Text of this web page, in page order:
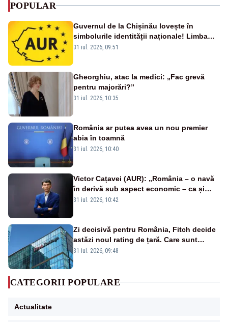
POPULAR
Guvernul de la Chișinău lovește în
simbolurile identității naționale! Limba
română nu se economisește! Limba
31 iul. 2026, 09:51
Gheorghiu, atac la medici: „Fac grevă
pentru majorări?”
31 iul. 2026, 10:35
România ar putea avea un nou premier
abia în toamnă
31 iul. 2026, 10:40
Victor Cațavei (AUR): „România – o navă
în derivă sub aspect economic – ca și
rezultat al guvernărilor din ultimii 36 de
31 iul. 2026, 10:42
Zi decisivă pentru România, Fitch decide
astăzi noul rating de țară. Care sunt
efectele retrogradării la categoria „junk”
31 iul. 2026, 09:48
CATEGORII POPULARE
Actualitate